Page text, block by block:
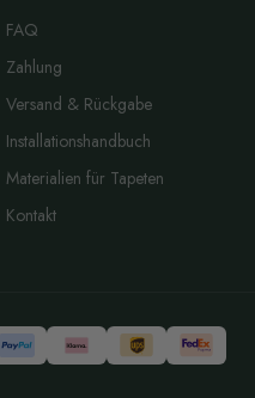
FAQ
Zahlung
Versand & Rückgabe
Installationshandbuch
Materialien für Tapeten
Kontakt